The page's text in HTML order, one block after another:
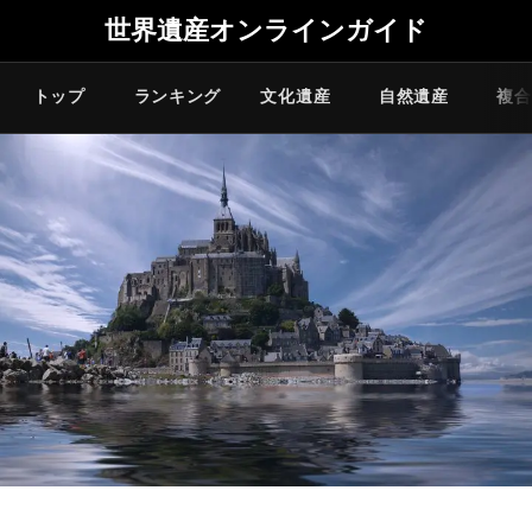
世界遺産オンラインガイド
トップ ランキング 文化遺産 自然遺産 複